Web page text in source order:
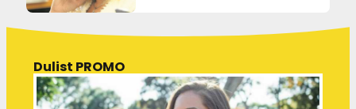
Dulist PROMO